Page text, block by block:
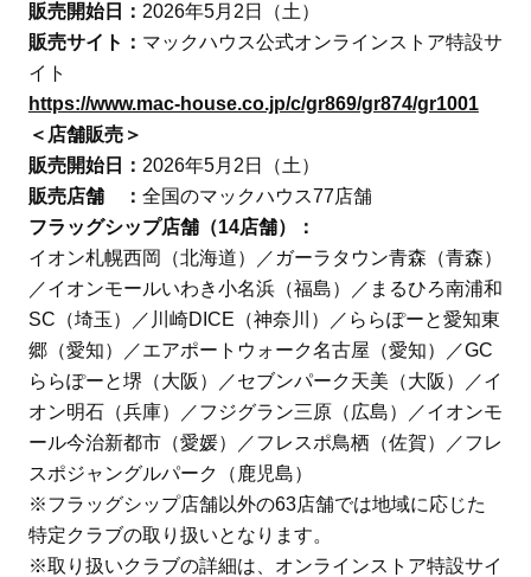
販売開始日： 2026年5月2日（土）
販売サイト： マックハウス公式オンラインストア特設サ
イト
https://www.mac-house.co.jp/c/gr869/gr874/gr1001
＜店舗販売＞
販売開始日： 2026年5月2日（土）
販売店舗 ： 全国のマックハウス77店舗
フラッグシップ店舗（14店舗）：
イオン札幌西岡（北海道）／ガーラタウン青森（青森）
／イオンモールいわき小名浜（福島）／まるひろ南浦和
SC（埼玉）／川崎DICE（神奈川）／ららぽーと愛知東
郷（愛知）／エアポートウォーク名古屋（愛知）／GC
ららぽーと堺（大阪）／セブンパーク天美（大阪）／イ
オン明石（兵庫）／フジグラン三原（広島）／イオンモ
ール今治新都市（愛媛）／フレスポ鳥栖（佐賀）／フレ
スポジャングルパーク（鹿児島）
※フラッグシップ店舗以外の63店舗では地域に応じた
特定クラブの取り扱いとなります。
※取り扱いクラブの詳細は、オンラインストア特設サイ